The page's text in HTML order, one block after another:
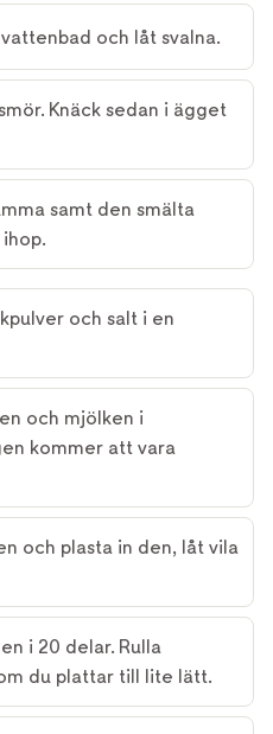
och låt svalna.
Knäck sedan i ägget
samt den smälta
och salt i en
och mjölken i
kommer att vara
och plasta in den, låt vila
i 20 delar. Rulla
du plattar till lite lätt.